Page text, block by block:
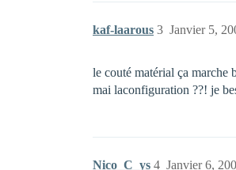
kaf-laarous Janvier 5,
3
le couté matérial ça marche
mai laconfiguration ??! je
Nico_C_ys Janvier 6,
4